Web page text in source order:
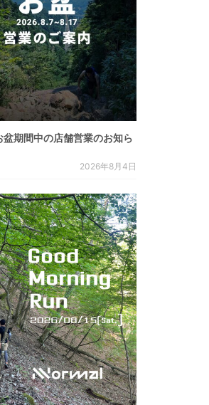
期間中の店舗営業のお知ら
2026年8月4日